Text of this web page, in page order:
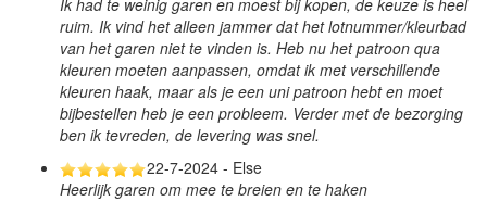
Ik had te weinig garen en moest bij kopen, de keuze is heel
ruim. Ik vind het alleen jammer dat het lotnummer/kleurbad
van het garen niet te vinden is. Heb nu het patroon qua
kleuren moeten aanpassen, omdat ik met verschillende
kleuren haak, maar als je een uni patroon hebt en moet
bijbestellen heb je een probleem. Verder met de bezorging
ben ik tevreden, de levering was snel.
22-7-2024 - Else
Heerlijk garen om mee te breien en te haken